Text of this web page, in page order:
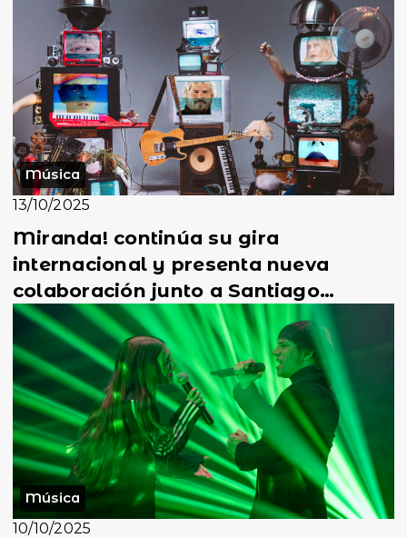
Música
13/10/2025
Miranda! continúa su gira
internacional y presenta nueva
colaboración junto a Santiago
Motorizado
Música
10/10/2025